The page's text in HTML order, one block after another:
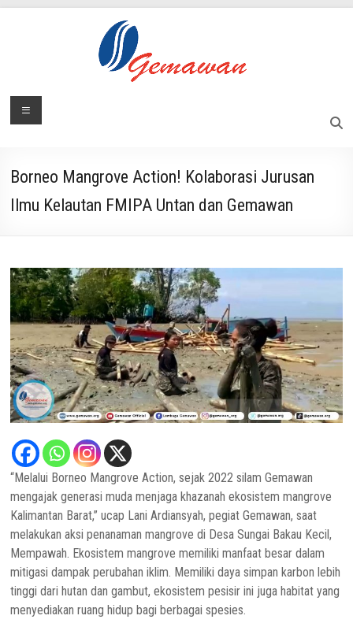
Lembaga
Swadaya
Menu
Borneo Mangrove Action! Kolaborasi Jurusan
Ilmu Kelautan FMIPA Untan dan Gemawan
“Melalui Borneo Mangrove Action, sejak 2022 silam Gemawan
mengajak generasi muda menjaga khazanah ekosistem mangrove
Kalimantan Barat,” ucap Lani Ardiansyah, pegiat Gemawan, saat
melakukan aksi penanaman mangrove di Desa Sungai Bakau Kecil,
Mempawah. Ekosistem mangrove memiliki manfaat besar dalam
mitigasi dampak perubahan iklim. Memiliki daya simpan karbon lebih
tinggi dari hutan dan gambut, ekosistem pesisir ini juga habitat yang
menyediakan ruang hidup bagi berbagai spesies.